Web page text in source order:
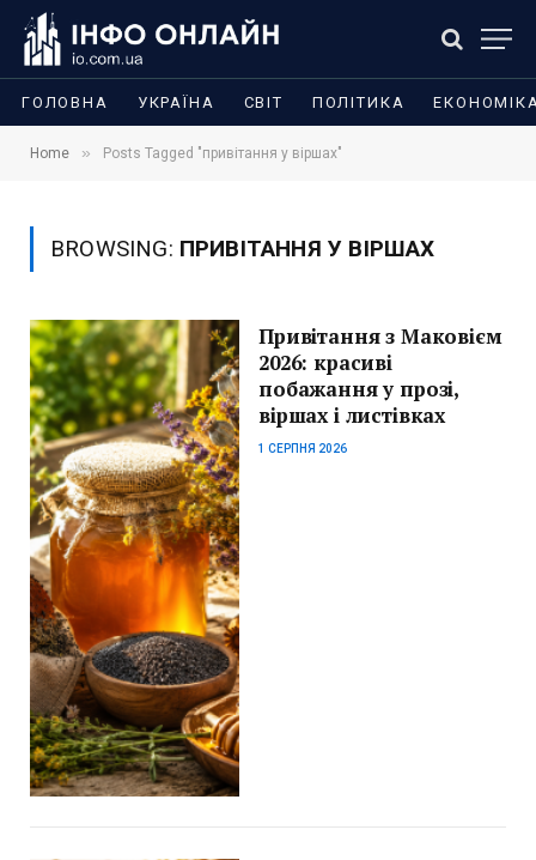
ГОЛОВНА УКРАЇНА СВІТ ПОЛІТИКА
Home » Posts Tagged "привітання у віршах"
BROWSING: ПРИВІТАННЯ У ВІРШАХ
Привітання з Маковієм
2026: красиві
побажання у прозі,
віршах і листівках
1 СЕРПНЯ 2026